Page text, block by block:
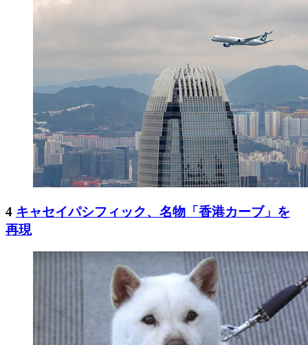
4 キャセイパシフィック、名物「香港カーブ」を
再現